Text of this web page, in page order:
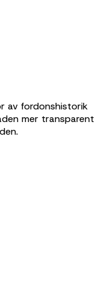
av fordonshistorik
mer transparent